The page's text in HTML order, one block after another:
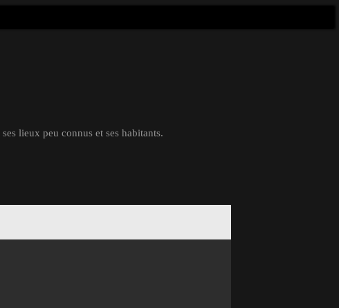
lieux peu connus et ses habitants.